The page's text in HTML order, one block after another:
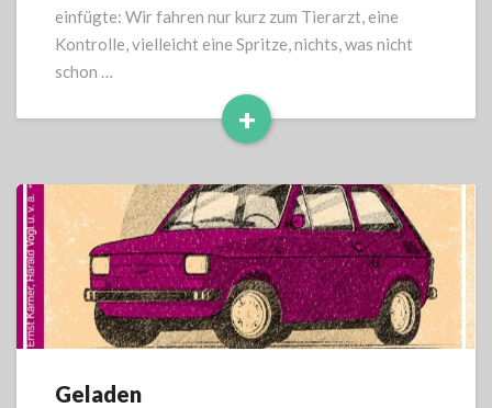
einfügte: Wir fahren nur kurz zum Tierarzt, eine
Kontrolle, vielleicht eine Spritze, nichts, was nicht
schon …
+
Read
Geladen
Geladen